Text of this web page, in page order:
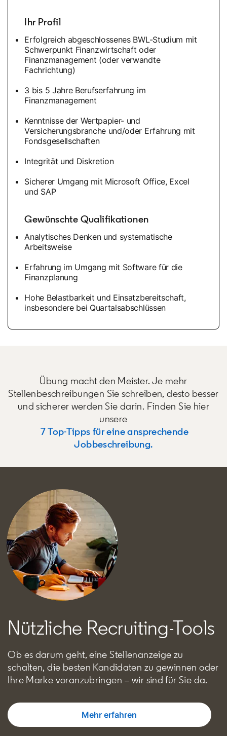
Ihr Profil
Erfolgreich abgeschlossenes BWL-Studium mit
Schwerpunkt Finanzwirtschaft oder
Finanzmanagement (oder verwandte
Fachrichtung)
3 bis 5 Jahre Berufserfahrung im
Finanzmanagement
Kenntnisse der Wertpapier- und
Versicherungsbranche und/oder Erfahrung mit
Fondsgesellschaften
Integrität und Diskretion
Sicherer Umgang mit Microsoft Office, Excel
und SAP
Gewünschte Qualifikationen
Analytisches Denken und systematische
Arbeitsweise
Erfahrung im Umgang mit Software für die
Finanzplanung
Hohe Belastbarkeit und Einsatzbereitschaft,
insbesondere bei Quartalsabschlüssen
Übung macht den Meister. Je mehr
Stellenbeschreibungen Sie schreiben, desto besser
und sicherer werden Sie darin. Finden Sie hier
unsere
7 Top-Tipps für eine ansprechende
Jobbeschreibung.
Nützliche Recruiting-Tools
Ob es darum geht, eine Stellenanzeige zu
schalten, die besten Kandidaten zu gewinnen oder
Ihre Marke voranzubringen – wir sind für Sie da.
Mehr erfahren